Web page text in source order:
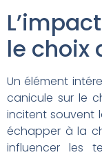
le choix
Un élément
canicule sur le
incitent souvent
échapper à la
influencer les